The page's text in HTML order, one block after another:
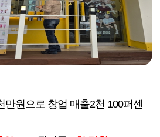
만원으로 창업 매출2천 100퍼센